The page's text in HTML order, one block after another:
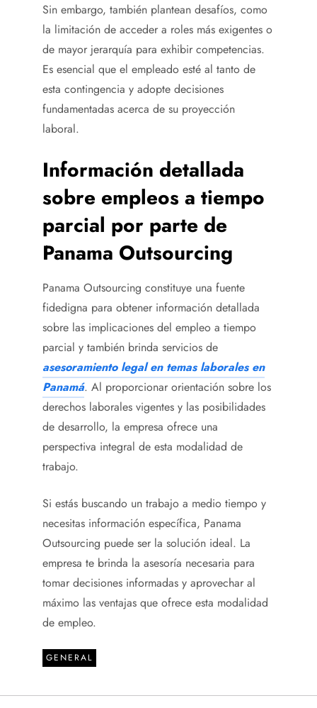
Sin embargo, también plantean desafíos, como
la limitación de acceder a roles más exigentes o
de mayor jerarquía para exhibir competencias.
Es esencial que el empleado esté al tanto de
esta contingencia y adopte decisiones
fundamentadas acerca de su proyección
laboral.
Información detallada
sobre empleos a tiempo
parcial por parte de
Panama Outsourcing
Panama Outsourcing constituye una fuente
fidedigna para obtener información detallada
sobre las implicaciones del empleo a tiempo
parcial y también brinda servicios de
asesoramiento legal en temas laborales en
Panamá. Al proporcionar orientación sobre los
derechos laborales vigentes y las posibilidades
de desarrollo, la empresa ofrece una
perspectiva integral de esta modalidad de
trabajo.
Si estás buscando un trabajo a medio tiempo y
necesitas información específica, Panama
Outsourcing puede ser la solución ideal. La
empresa te brinda la asesoría necesaria para
tomar decisiones informadas y aprovechar al
máximo las ventajas que ofrece esta modalidad
de empleo.
GENERAL